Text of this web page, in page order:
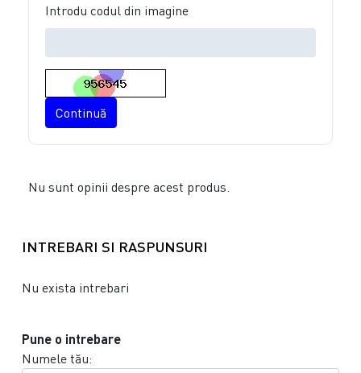
Introdu codul din imagine
Continuă
Nu sunt opinii despre acest produs.
INTREBARI SI RASPUNSURI
Nu exista intrebari
Pune o intrebare
Numele tău: